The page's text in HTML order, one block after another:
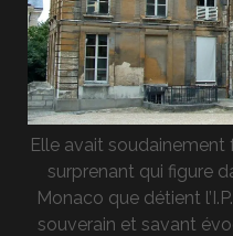
Elle avait
surprenant qui figure
Monaco que détient
souverain et savant